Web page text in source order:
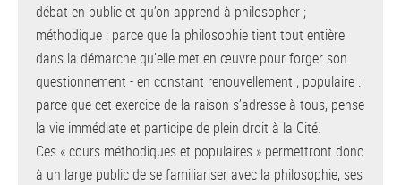
débat en public et qu’on apprend à philosopher ;
méthodique : parce que la philosophie tient tout entière
dans la démarche qu’elle met en œuvre pour forger son
questionnement - en constant renouvellement ; populaire :
parce que cet exercice de la raison s’adresse à tous, pense
la vie immédiate et participe de plein droit à la Cité.
Ces « cours méthodiques et populaires » permettront donc
à un large public de se familiariser avec la philosophie, ses